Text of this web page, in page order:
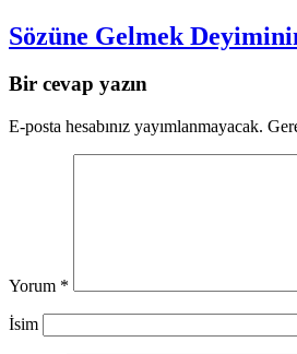
Sözüne Gelmek
Bir cevap yazın
E-posta hesabınız yayımlanmayacak.
Yorum *
İsim